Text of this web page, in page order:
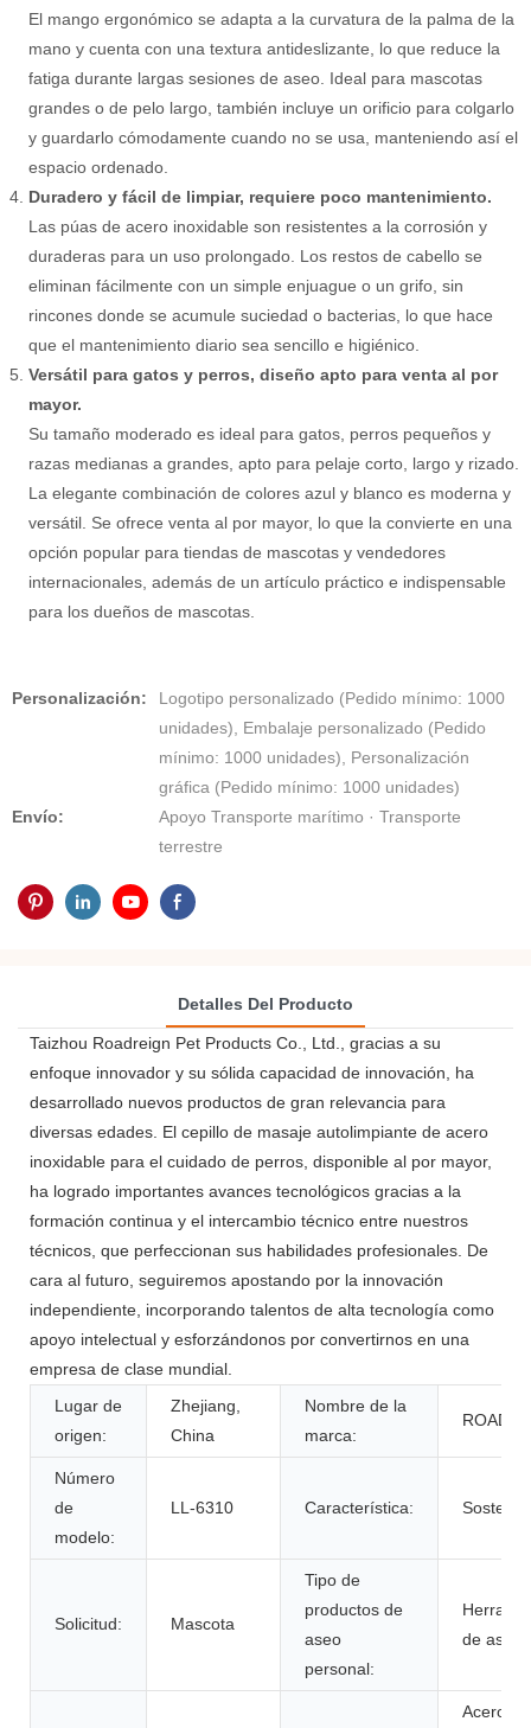
El mango ergonómico se adapta a la curvatura de la palma de la
mano y cuenta con una textura antideslizante, lo que reduce la
fatiga durante largas sesiones de aseo. Ideal para mascotas
grandes o de pelo largo, también incluye un orificio para colgarlo
y guardarlo cómodamente cuando no se usa, manteniendo así el
espacio ordenado.
Duradero y fácil de limpiar, requiere poco mantenimiento.
Las púas de acero inoxidable son resistentes a la corrosión y
duraderas para un uso prolongado. Los restos de cabello se
eliminan fácilmente con un simple enjuague o un grifo, sin
rincones donde se acumule suciedad o bacterias, lo que hace
que el mantenimiento diario sea sencillo e higiénico.
Versátil para gatos y perros, diseño apto para venta al por
mayor.
Su tamaño moderado es ideal para gatos, perros pequeños y
razas medianas a grandes, apto para pelaje corto, largo y rizado.
La elegante combinación de colores azul y blanco es moderna y
versátil. Se ofrece venta al por mayor, lo que la convierte en una
opción popular para tiendas de mascotas y vendedores
internacionales, además de un artículo práctico e indispensable
para los dueños de mascotas.
Personalización:
Logotipo personalizado (Pedido mínimo: 1000
unidades), Embalaje personalizado (Pedido
mínimo: 1000 unidades), Personalización
gráfica (Pedido mínimo: 1000 unidades)
Envío:
Apoyo Transporte marítimo · Transporte
terrestre
Detalles Del Producto
Taizhou Roadreign Pet Products Co., Ltd., gracias a su
enfoque innovador y su sólida capacidad de innovación, ha
desarrollado nuevos productos de gran relevancia para
diversas edades. El cepillo de masaje autolimpiante de acero
inoxidable para el cuidado de perros, disponible al por mayor,
ha logrado importantes avances tecnológicos gracias a la
formación continua y el intercambio técnico entre nuestros
técnicos, que perfeccionan sus habilidades profesionales. De
cara al futuro, seguiremos apostando por la innovación
independiente, incorporando talentos de alta tecnología como
apoyo intelectual y esforzándonos por convertirnos en una
empresa de clase mundial.
Lugar de
origen:
Zhejiang,
China
Nombre de la
marca:
Número
de
modelo:
LL-6310 Característica:
Solicitud: Mascota
Tipo de
productos de
aseo
personal:
de aseo
Acero